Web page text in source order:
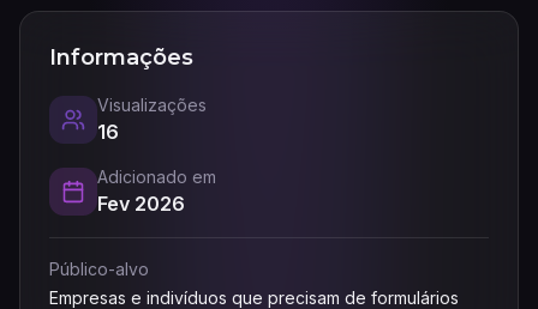
Informações
Visualizações
16
Adicionado em
Fev 2026
Público-alvo
Empresas e indivíduos que precisam de formulários